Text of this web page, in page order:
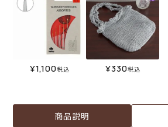
¥1,100税込 ¥330税込
商品説明